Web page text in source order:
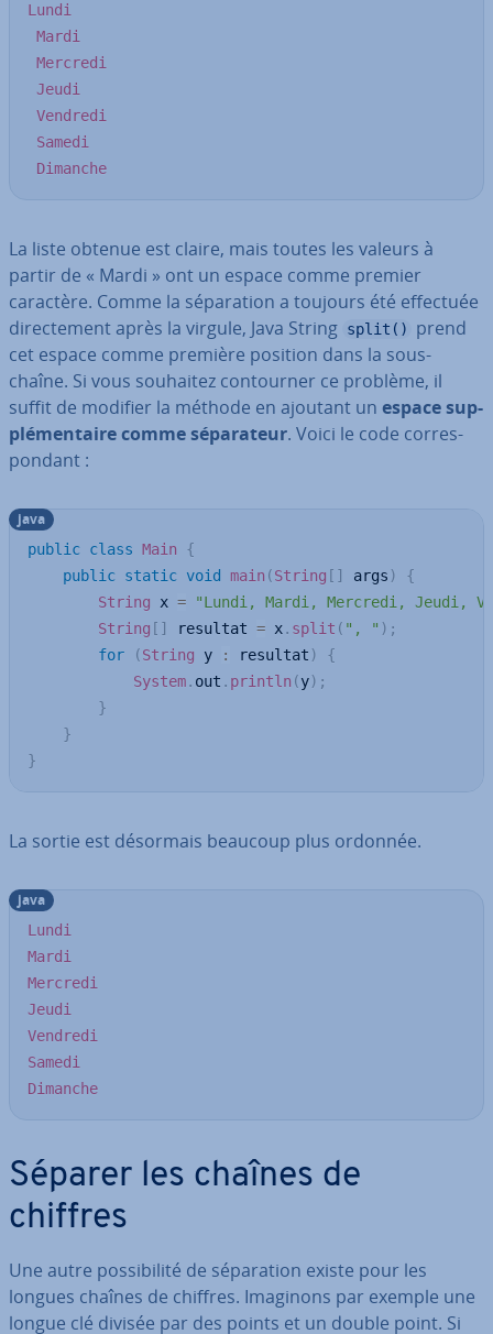
Lundi
Mardi
Mercredi
Jeudi
Vendredi
Samedi
Dimanche
La liste obtenue est claire, mais toutes les valeurs à
partir de « Mardi » ont un espace comme premier
caractère. Comme la sé­pa­ra­tion a toujours été effectuée
di­rec­te­ment après la virgule, Java String split()
prend
cet espace comme première position dans la sous-
chaîne. Si vous souhaitez con­tour­ner ce problème, il
suffit de modifier la méthode en ajoutant un espace sup­
plé­men­taire comme sé­pa­ra­teur. Voici le code cor­res­
pon­dant :
public class Main
{
public static void main (String [ ] args )
{
String x =
"Lundi, Mardi, Mercredi, Jeudi,
String [ ] resultat = x. split ( ", " ) ;
for
(String y : resultat )
{
System. out . println (y) ;
}
}
}
java
La sortie est désormais beaucoup plus ordonnée.
Lundi
Mardi
Mercredi
Jeudi
Vendredi
Samedi
Dimanche
java
Séparer les chaînes de
chiffres
Une autre pos­si­bi­lité de sé­pa­ra­tion existe pour les
longues chaînes de chiffres. Imaginons par exemple une
longue clé divisée par des points et un double point. Si